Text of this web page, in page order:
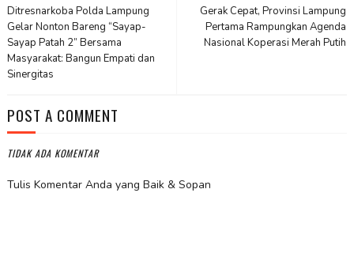
Gerak Cepat, Provinsi Lampung
Pertama Rampungkan Agenda
Nasional Koperasi Merah Putih
Ditresnarkoba Polda Lampung
Gelar Nonton Bareng “Sayap-
Sayap Patah 2” Bersama
Masyarakat: Bangun Empati dan
Sinergitas
POST A COMMENT
TIDAK ADA KOMENTAR
Tulis Komentar Anda yang Baik & Sopan